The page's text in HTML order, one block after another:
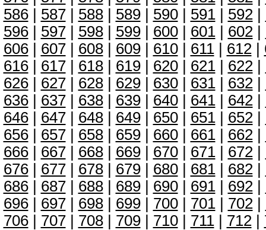
586| 587| 588| 589| 590| 591| 592|
596| 597| 598| 599| 600| 601| 602|
606| 607| 608| 609| 610| 611| 612|
616| 617| 618| 619| 620| 621| 622|
626| 627| 628| 629| 630| 631| 632|
636| 637| 638| 639| 640| 641| 642|
646| 647| 648| 649| 650| 651| 652|
656| 657| 658| 659| 660| 661| 662|
666| 667| 668| 669| 670| 671| 672|
676| 677| 678| 679| 680| 681| 682|
686| 687| 688| 689| 690| 691| 692|
696| 697| 698| 699| 700| 701| 702|
706| 707| 708| 709| 710| 711| 712|